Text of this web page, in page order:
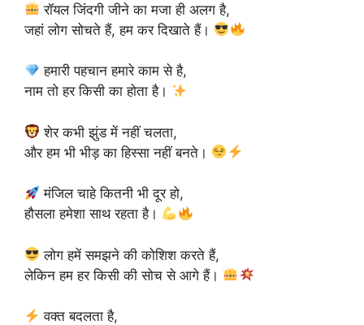
रॉयल जिंदगी जीने का मजा ही अलग है,
जहां लोग सोचते हैं, हम कर दिखाते हैं।
हमारी पहचान हमारे काम से है,
नाम तो हर किसी का होता है।
शेर कभी झुंड में नहीं चलता,
और हम भी भीड़ का हिस्सा नहीं बनते।
मंजिल चाहे कितनी भी दूर हो,
हौसला हमेशा साथ रहता है।
लोग हमें समझने की कोशिश करते हैं,
लेकिन हम हर किसी की सोच से आगे हैं।
वक्त बदलता है,